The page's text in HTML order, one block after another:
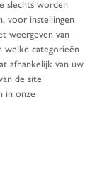
slechts worden
voor instellingen
weergeven van
welke categorieën
afhankelijk van uw
de site
in onze